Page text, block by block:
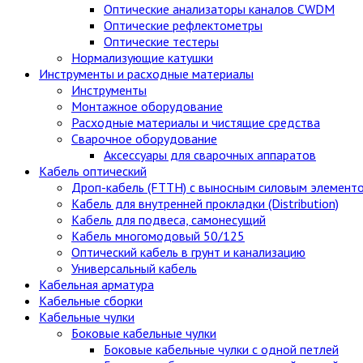
Оптические анализаторы каналов CWDM
Оптические рефлектометры
Оптические тестеры
Нормализующие катушки
Инструменты и расходные материалы
Инструменты
Монтажное оборудование
Расходные материалы и чистящие средства
Сварочное оборудование
Аксессуары для сварочных аппаратов
Кабель оптический
Дроп-кабель (FTTH) с выносным силовым
Кабель для внутренней прокладки (Distribution)
Кабель для подвеса, самонесущий
Кабель многомодовый 50/125
Оптический кабель в грунт и канализацию
Универсальный кабель
Кабельная арматура
Кабельные сборки
Кабельные чулки
Боковые кабельные чулки
Боковые кабельные чулки с одной петлей